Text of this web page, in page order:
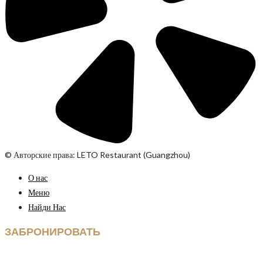
© Авторские права: LETO Restaurant (Guangzhou)
О нас
Меню
Найди Нас
ЗАБРОНИРОВАТЬ